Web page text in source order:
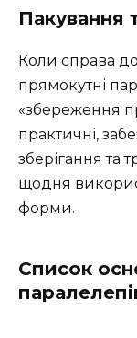
Пакування
Коли справа
прямокутні
«збереження
практичні,
зберігання та
щодня
форми.
Список